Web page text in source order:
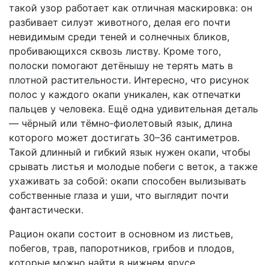
такой узор работает как отличная маскировка: он
разбивает силуэт животного, делая его почти
невидимым среди теней и солнечных бликов,
пробивающихся сквозь листву. Кроме того,
полоски помогают детёнышу не терять мать в
плотной растительности. Интересно, что рисунок
полос у каждого окапи уникален, как отпечатки
пальцев у человека. Ещё одна удивительная деталь
— чёрный или тёмно‑фиолетовый язык, длина
которого может достигать 30–36 сантиметров.
Такой длинный и гибкий язык нужен окапи, чтобы
срывать листья и молодые побеги с веток, а также
ухаживать за собой: окапи способен вылизывать
собственные глаза и уши, что выглядит почти
фантастически.
Рацион окапи состоит в основном из листьев,
побегов, трав, папоротников, грибов и плодов,
которые можно найти в нижнем ярусе